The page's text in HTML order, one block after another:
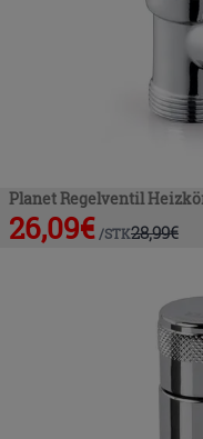
Planet Regelventil
26,09€ /STK28,99€